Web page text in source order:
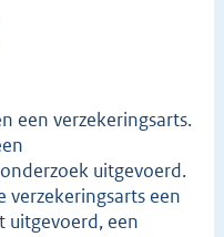
een verzekeringsarts.
uitgevoerd.
verzekeringsarts een
uitgevoerd, een